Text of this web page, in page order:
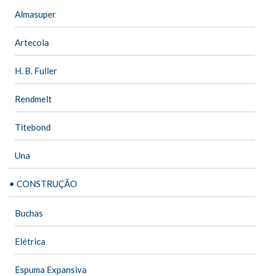
Almasuper
Artecola
H. B. Fuller
Rendmelt
Titebond
Una
• CONSTRUÇÃO
Buchas
Elétrica
Espuma Expansiva